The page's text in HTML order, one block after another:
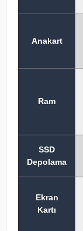
Anakart
Ram
SSD
Depolama
Ekran
Kartı